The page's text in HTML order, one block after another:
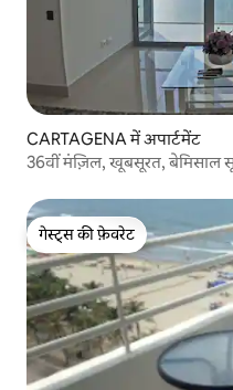
CARTAGENA में अपार्टमेंट
36वीं मंज़िल, खूबसूरत, बेमिसाल
गेस्ट्स की फ़ेवरेट
गेस्ट्स की फ़ेवरेट